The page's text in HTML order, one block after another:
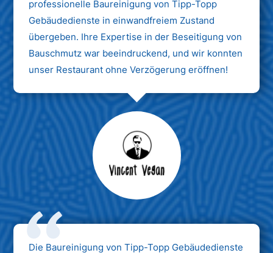
professionelle Baureinigung von Tipp-Topp
Gebäudedienste in einwandfreiem Zustand
übergeben. Ihre Expertise in der Beseitigung von
Bauschmutz war beeindruckend, und wir konnten
unser Restaurant ohne Verzögerung eröffnen!
Max Mustermann
Unternehmen AG
Die Baureinigung von Tipp-Topp Gebäudedienste